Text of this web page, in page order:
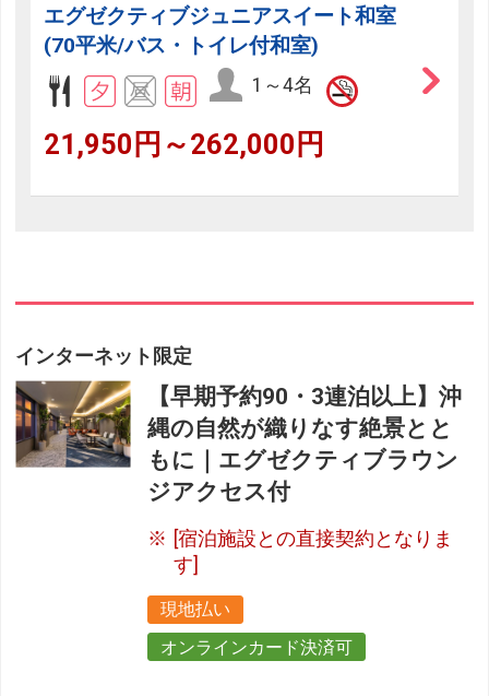
エグゼクティブジュニアスイート和室
(70平米/バス・トイレ付和室)
1～4名
21,950円～262,000円
インターネット限定
【早期予約90・3連泊以上】沖
縄の自然が織りなす絶景とと
もに｜エグゼクティブラウン
ジアクセス付
[宿泊施設との直接契約となりま
す]
現地払い
オンラインカード決済可